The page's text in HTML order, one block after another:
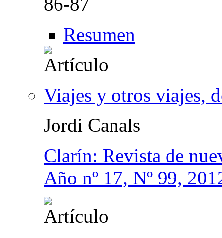
Resumen
Viajes y otros viajes,
Jordi Canals
Clarín: Revista de
Año nº 17, Nº 99,